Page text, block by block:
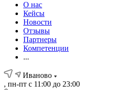
О нас
Кейсы
Новости
Отзывы
Партнеры
Компетенции
...
Иваново
, пн-пт с 11:00 до 23:00